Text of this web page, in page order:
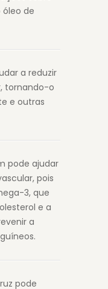
de
a reduzir
tornando-o
e outras
pode ajudar
pois
3, que
e a
a
pode